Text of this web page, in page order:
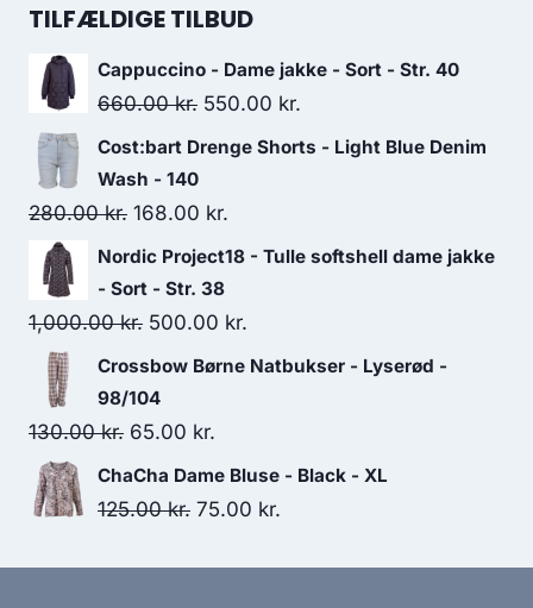
was:
TILFÆLDIGE TILBUD
Cappuccino - Dame jakke - Sort - Str. 40
660.00kr. Original
price
660.00 kr..
550.00 kr.
price
Cost:bart Drenge Shorts - Light Blue Denim
Wash - 140
280.00kr. Original
price
was:
280.00 kr..
168.00 kr.
price
168.00 kr..
Nordic Project18 - Tulle softshell dame jakke
- Sort - Str. 38
1,000.00kr. Original
price
was:
1,000.00 kr..
500.00 kr.
price
Crossbow Børne Natbukser - Lyserød -
98/104
130.00kr. Original
price
was:
65.00 kr.
price
is:
ChaCha Dame Bluse - Black - XL
125.00kr. Original
75.00 kr.